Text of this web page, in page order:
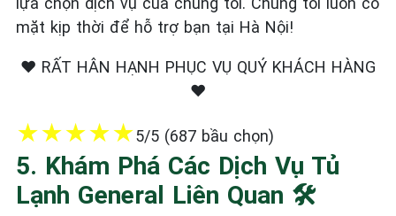
mặt kịp thời để hỗ trợ bạn tại Hà Nội!
❤️ RẤT HÂN HẠNH PHỤC VỤ QUÝ KHÁCH HÀNG
❤️
★★★★★5/5 (687 bầu chọn)
5. Khám Phá Các Dịch Vụ Tủ
Lạnh General Liên Quan 🛠️